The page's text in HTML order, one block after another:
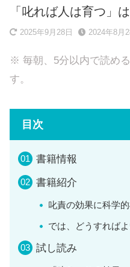
「叱れば人は育つ」
2025年9月28日 2024年8月
※ 毎朝、5分以内で読め
す。
目次
書籍情報
書籍紹介
叱責の効果に科学
では、どうすれば
試し読み